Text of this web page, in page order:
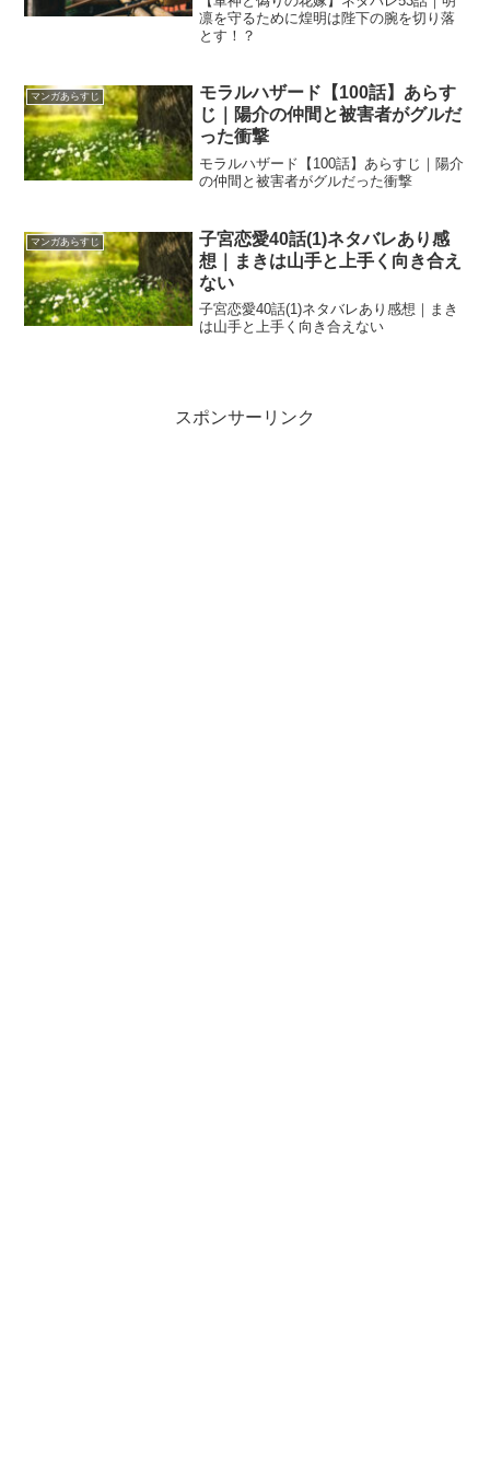
凛を守るために煌明は陛下の腕を切り落
とす！？
マンガあらすじ
モラルハザード【100話】あらす
じ｜陽介の仲間と被害者がグルだ
った衝撃
モラルハザード【100話】あらすじ｜陽介
の仲間と被害者がグルだった衝撃
マンガあらすじ
子宮恋愛40話(1)ネタバレあり感
想｜まきは山手と上手く向き合え
ない
子宮恋愛40話(1)ネタバレあり感想｜まき
は山手と上手く向き合えない
スポンサーリンク